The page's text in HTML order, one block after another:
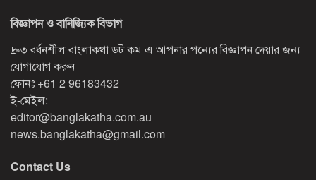
বিজ্ঞাপন ও বানিজ্যিক বিভাগ
দ্রুত বর্ধনশীল বাংলাকথা ডট কম এ আপনার পন্যের বিজ্ঞাপন দেয়ার জন্য
যোগাযোগ করুন।
ফোনঃ +61 2 96183432
ই-মেইল:
editor@banglakatha.com.au
news.banglakatha@gmail.com
Contact Us